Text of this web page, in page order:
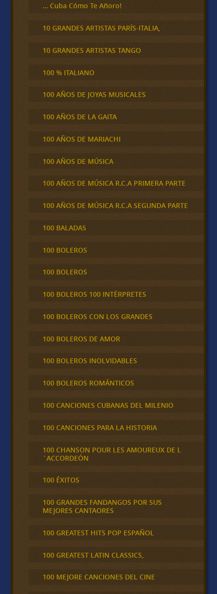
… Cuba Cómo Te Añoro!
10 GRANDES ARTISTAS PARÍS-ITALIA,
10 GRANDES ARTISTAS TANGO
100 % ITALIANO
100 AÑOS DE JOYAS MUSICALES
100 AÑOS DE LA GAITA
100 AÑOS DE MARIACHI
100 AÑOS DE MÚSICA
100 AÑOS DE MÚSICA R.C.A PRIMERA PARTE
100 AÑOS DE MÚSICA R.C.A SEGUNDA PARTE
100 BALADAS
100 BOLEROS
100 BOLEROS
100 BOLEROS 100 INTÉRPRETES
100 BOLEROS CON LOS GRANDES
100 BOLEROS DE AMOR
100 BOLEROS INOLVIDABLES
100 BOLEROS ROMÁNTICOS
100 CANCIONES CUBANAS DEL MILENIO
100 CANCIONES PARA LA HISTORIA
100 CHANSON POUR LES AMOUREUX DE L
´ACCORDEÓN
100 ÉXITOS
100 GRANDES FANDANGOS POR SUS
MEJORES CANTAORES
100 GREATEST HITS POP ESPAÑOL
100 GREATEST LATIN CLASSICS,
100 MEJORE CANCIONES DEL CINE